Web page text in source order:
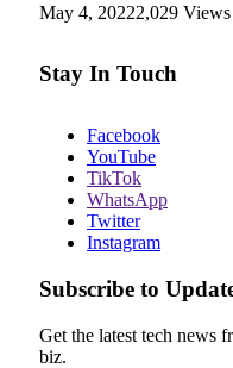
May 4, 20222,029 Views
Stay In Touch
Facebook
YouTube
TikTok
WhatsApp
Twitter
Instagram
Subscribe to
Get the latest tech news
biz.